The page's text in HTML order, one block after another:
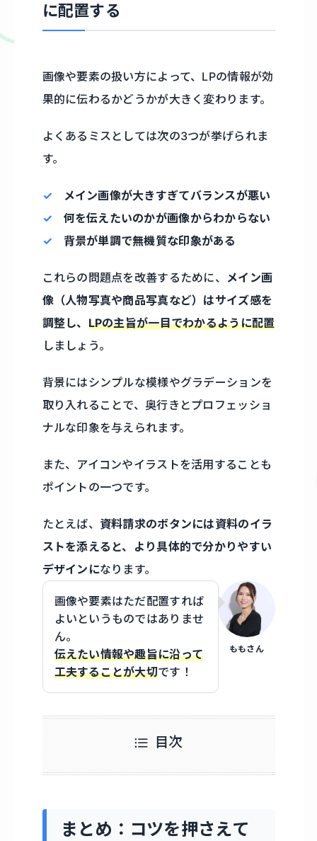
に配置する
画像や要素の扱い方によって、LPの情報が効
果的に伝わるかどうかが大きく変わります。
よくあるミスとしては次の3つが挙げられま
す。
メイン画像が大きすぎてバランスが悪い
何を伝えたいのかが画像からわからない
背景が単調で無機質な印象がある
これらの問題点を改善するために、 メイン画
像（人物写真や商品写真など）はサイズ感を
調整し、 LPの主旨が一目でわかるように配置
しましょう。
背景にはシンプルな模様やグラデーションを
取り入れることで、奥行きとプロフェッショ
ナルな印象を与えられます。
また、アイコンやイラストを活用することも
ポイントの一つです。
たとえば、 資料請求のボタンには資料のイラ
ストを添えると、より具体的で分かりやすい
デザインになります。
ももさん
画像や要素はただ配置すれば
よいというものではありませ
ん。
伝えたい情報や趣旨に沿って
工夫することが大切です！
目次
まとめ：コツを押さえて